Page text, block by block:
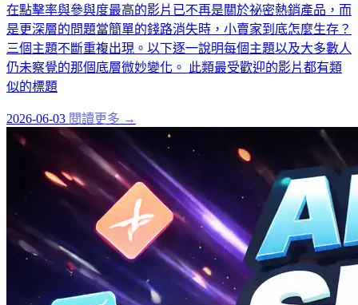
在點擊率與參與度最高的影片已不再是關於祕密熱銷產品，而
是更深層的問題當簡單的錢路消失時，小賣家到底怎麼生存？
三個主題不斷重複出現。以下逐一說明每個主題以及大多數人
仍未察覺的那個底層微妙變化。 此類最受歡迎的影片都有類
似的標題
2026-06-03 閱讀更多 →